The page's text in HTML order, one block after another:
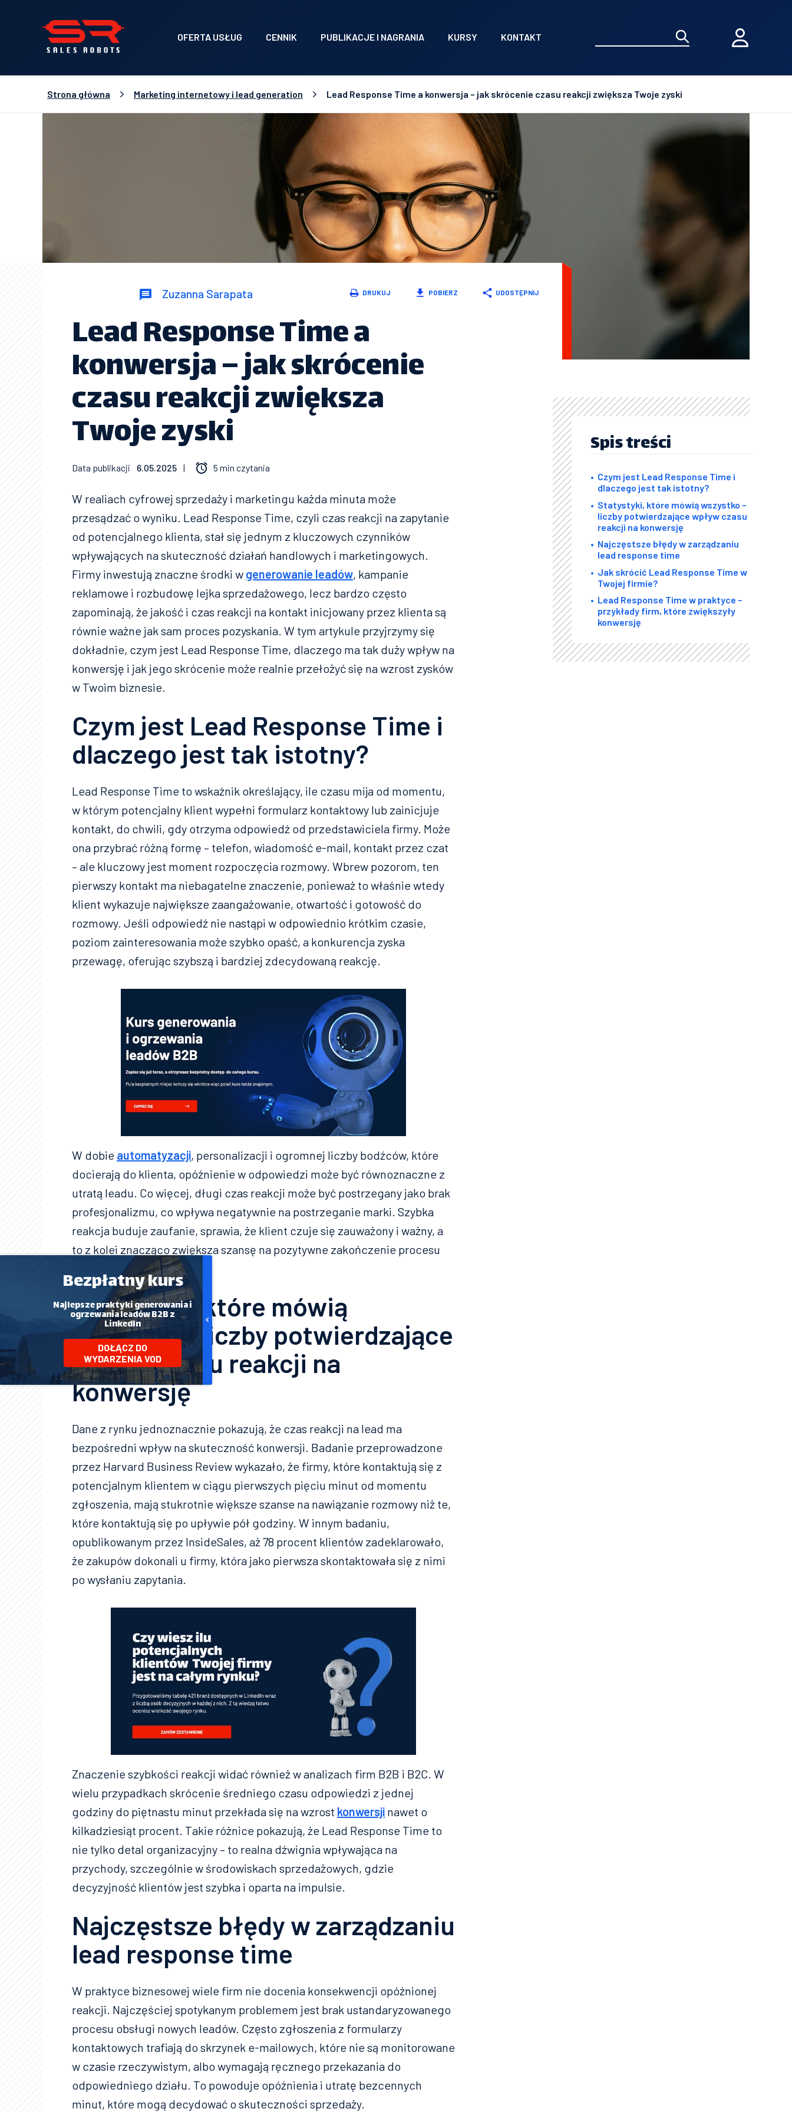
OFERTA USŁUG CENNIK PUBLIKACJE I NAGRANIA KURSY KONTAKT
Strona główna Marketing internetowy i lead generation Lead Response Time a konwersja – jak skrócenie czasu reakcji zwiększa Twoje zyski
Zuzanna Sarapata DRUKUJ POBIERZ UDOSTĘPNIJ
Lead Response Time a
konwersja – jak skrócenie
czasu reakcji zwiększa
Twoje zyski
Data publikacji 6.05.2025 | 5 min czytania
Spis treści
Czym jest Lead Response Time i
dlaczego jest tak istotny?
Statystyki, które mówią wszystko –
liczby potwierdzające wpływ czasu
reakcji na konwersję
Najczęstsze błędy w zarządzaniu
lead response time
Jak skrócić Lead Response Time w
Twojej firmie?
Lead Response Time w praktyce –
przykłady firm, które zwiększyły
konwersję
W realiach cyfrowej sprzedaży i marketingu każda minuta może
przesądzać o wyniku. Lead Response Time, czyli czas reakcji na zapytanie
od potencjalnego klienta, stał się jednym z kluczowych czynników
wpływających na skuteczność działań handlowych i marketingowych.
Firmy inwestują znaczne środki w generowanie leadów, kampanie
reklamowe i rozbudowę lejka sprzedażowego, lecz bardzo często
zapominają, że jakość i czas reakcji na kontakt inicjowany przez klienta są
równie ważne jak sam proces pozyskania. W tym artykule przyjrzymy się
dokładnie, czym jest Lead Response Time, dlaczego ma tak duży wpływ na
konwersję i jak jego skrócenie może realnie przełożyć się na wzrost zysków
w Twoim biznesie.
Czym jest Lead Response Time i
dlaczego jest tak istotny?
Lead Response Time to wskaźnik określający, ile czasu mija od momentu,
w którym potencjalny klient wypełni formularz kontaktowy lub zainicjuje
kontakt, do chwili, gdy otrzyma odpowiedź od przedstawiciela firmy. Może
ona przybrać różną formę – telefon, wiadomość e-mail, kontakt przez czat
– ale kluczowy jest moment rozpoczęcia rozmowy. Wbrew pozorom, ten
pierwszy kontakt ma niebagatelne znaczenie, ponieważ to właśnie wtedy
klient wykazuje największe zaangażowanie, otwartość i gotowość do
rozmowy. Jeśli odpowiedź nie nastąpi w odpowiednio krótkim czasie,
poziom zainteresowania może szybko opaść, a konkurencja zyska
przewagę, oferując szybszą i bardziej zdecydowaną reakcję.
W dobie automatyzacji, personalizacji i ogromnej liczby bodźców, które
docierają do klienta, opóźnienie w odpowiedzi może być równoznaczne z
utratą leadu. Co więcej, długi czas reakcji może być postrzegany jako brak
profesjonalizmu, co wpływa negatywnie na postrzeganie marki. Szybka
reakcja buduje zaufanie, sprawia, że klient czuje się zauważony i ważny, a
to z kolei znacząco zwiększa szansę na pozytywne zakończenie procesu
sprzedaży.
Statystyki, które mówią
wszystko – liczby potwierdzające
wpływ czasu reakcji na
konwersję
Dane z rynku jednoznacznie pokazują, że czas reakcji na lead ma
bezpośredni wpływ na skuteczność konwersji. Badanie przeprowadzone
przez Harvard Business Review wykazało, że firmy, które kontaktują się z
potencjalnym klientem w ciągu pierwszych pięciu minut od momentu
zgłoszenia, mają stukrotnie większe szanse na nawiązanie rozmowy niż te,
które kontaktują się po upływie pół godziny. W innym badaniu,
opublikowanym przez InsideSales, aż 78 procent klientów zadeklarowało,
że zakupów dokonali u firmy, która jako pierwsza skontaktowała się z nimi
po wysłaniu zapytania.
Znaczenie szybkości reakcji widać również w analizach firm B2B i B2C. W
wielu przypadkach skrócenie średniego czasu odpowiedzi z jednej
godziny do piętnastu minut przekłada się na wzrost konwersji nawet o
kilkadziesiąt procent. Takie różnice pokazują, że Lead Response Time to
nie tylko detal organizacyjny – to realna dźwignia wpływająca na
przychody, szczególnie w środowiskach sprzedażowych, gdzie
decyzyjność klientów jest szybka i oparta na impulsie.
Najczęstsze błędy w zarządzaniu
lead response time
W praktyce biznesowej wiele firm nie docenia konsekwencji opóźnionej
reakcji. Najczęściej spotykanym problemem jest brak ustandaryzowanego
procesu obsługi nowych leadów. Często zgłoszenia z formularzy
kontaktowych trafiają do skrzynek e-mailowych, które nie są monitorowane
w czasie rzeczywistym, albo wymagają ręcznego przekazania do
odpowiedniego działu. To powoduje opóźnienia i utratę bezcennych
minut, które mogą decydować o skuteczności sprzedaży.
Bezpłatny kurs
Najlepsze praktyki generowania i
ogrzewania leadów B2B z
LinkedIn
DOŁĄCZ DO
WYDARZENIA VOD